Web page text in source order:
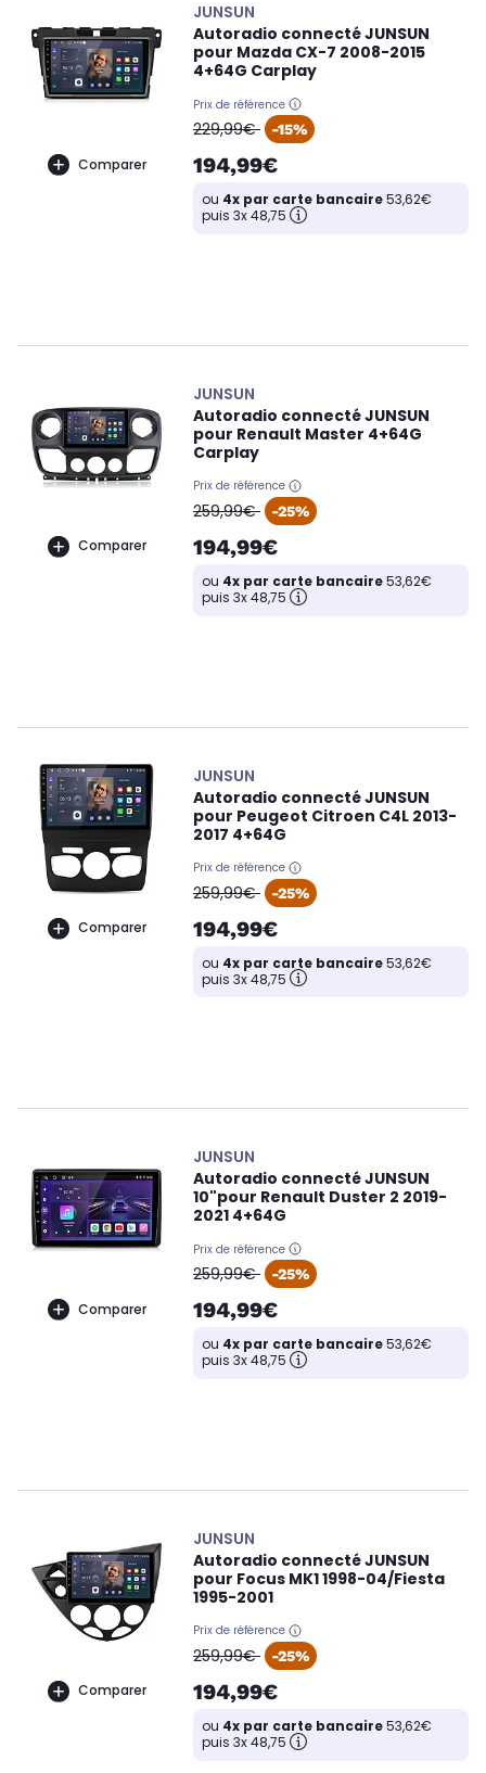
Comparer
JUNSUN
Autoradio connecté JUNSUN
pour Mazda CX-7 2008-2015
4+64G Carplay
Prix de référence
oldPrice
229,99€ -15%
194,99€
ou 4x par carte bancaire53,62€
puis 3x 48,75
Comparer
JUNSUN
Autoradio connecté JUNSUN
pour Renault Master 4+64G
Carplay
Prix de référence
oldPrice
259,99€ -25%
194,99€
ou 4x par carte bancaire53,62€
puis 3x 48,75
Comparer
JUNSUN
Autoradio connecté JUNSUN
pour Peugeot Citroen C4L 2013-
2017 4+64G
Prix de référence
oldPrice
259,99€ -25%
194,99€
ou 4x par carte bancaire53,62€
puis 3x 48,75
Comparer
JUNSUN
Autoradio connecté JUNSUN
10"pour Renault Duster 2 2019-
2021 4+64G
Prix de référence
oldPrice
259,99€ -25%
194,99€
ou 4x par carte bancaire53,62€
puis 3x 48,75
Comparer
JUNSUN
Autoradio connecté JUNSUN
pour Focus MK1 1998-04/Fiesta
1995-2001
Prix de référence
oldPrice
259,99€ -25%
194,99€
ou 4x par carte bancaire53,62€
puis 3x 48,75